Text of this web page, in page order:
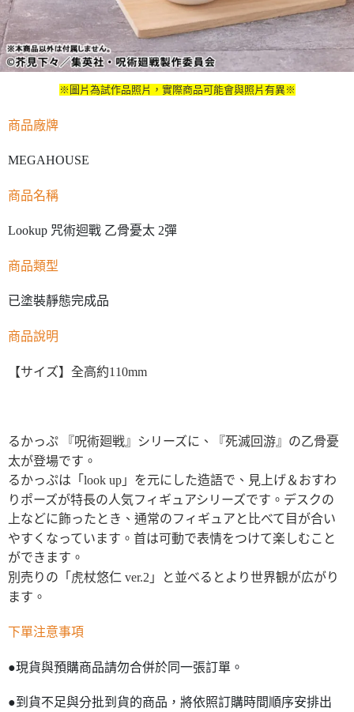
※圖片為試作品照片，實際商品可能會與照片有異※
商品廠牌
MEGAHOUSE
商品名稱
Lookup 咒術迴戰 乙骨憂太 2彈
商品類型
已塗裝靜態完成品
商品說明
【サイズ】全高約110mm
るかっぷ 『呪術廻戦』シリーズに、『死滅回游』の乙骨憂
太が登場です。
るかっぷは「look up」を元にした造語で、見上げ＆おすわ
りポーズが特長の人気フィギュアシリーズです。デスクの
上などに飾ったとき、通常のフィギュアと比べて目が合い
やすくなっています。首は可動で表情をつけて楽しむこと
ができます。
別売りの「虎杖悠仁 ver.2」と並べるとより世界観が広がり
ます。
下單注意事項
●現貨與預購商品請勿合併於同一張訂單。
●到貨不足與分批到貨的商品，將依照訂購時間順序安排出